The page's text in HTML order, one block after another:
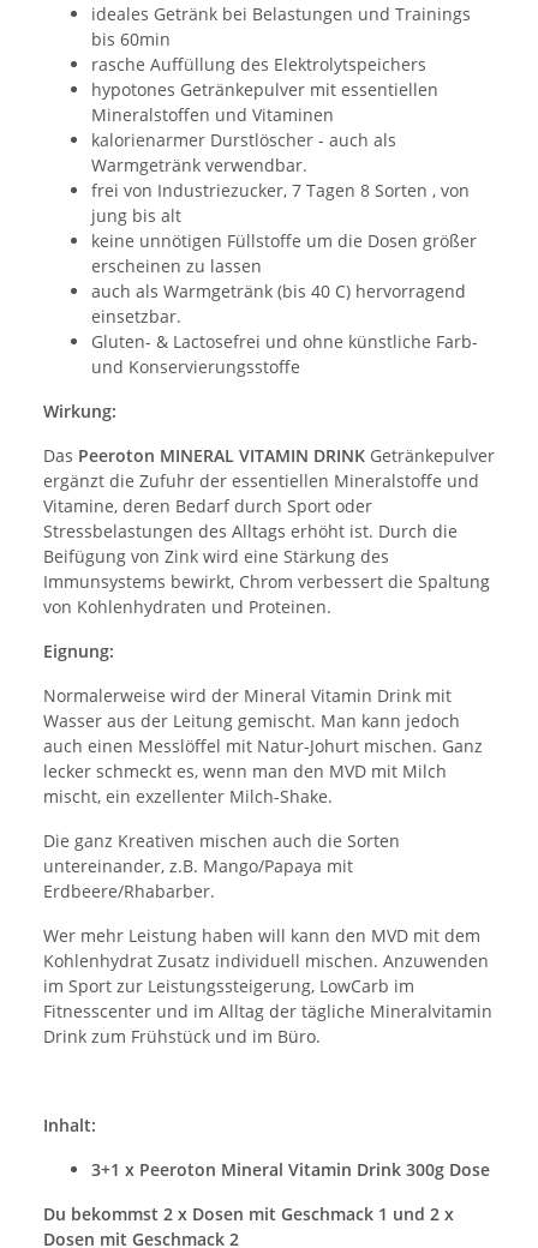
ideales Getränk bei Belastungen und Trainings
bis 60min
rasche Auffüllung des Elektrolytspeichers
hypotones Getränkepulver mit essentiellen
Mineralstoffen und Vitaminen
kalorienarmer Durstlöscher - auch als
Warmgetränk verwendbar.
frei von Industriezucker, 7 Tagen 8 Sorten , von
jung bis alt
keine unnötigen Füllstoffe um die Dosen größer
erscheinen zu lassen
auch als Warmgetränk (bis 40 C) hervorragend
einsetzbar.
Gluten- & Lactosefrei und ohne künstliche Farb-
und Konservierungsstoffe
Wirkung:
Das Peeroton MINERAL VITAMIN DRINK Getränkepulver
ergänzt die Zufuhr der essentiellen Mineralstoffe und
Vitamine, deren Bedarf durch Sport oder
Stressbelastungen des Alltags erhöht ist. Durch die
Beifügung von Zink wird eine Stärkung des
Immunsystems bewirkt, Chrom verbessert die Spaltung
von Kohlenhydraten und Proteinen.
Eignung:
Normalerweise wird der Mineral Vitamin Drink mit
Wasser aus der Leitung gemischt. Man kann jedoch
auch einen Messlöffel mit Natur-Johurt mischen. Ganz
lecker schmeckt es, wenn man den MVD mit Milch
mischt, ein exzellenter Milch-Shake.
Die ganz Kreativen mischen auch die Sorten
untereinander, z.B. Mango/Papaya mit
Erdbeere/Rhabarber.
Wer mehr Leistung haben will kann den MVD mit dem
Kohlenhydrat Zusatz individuell mischen. Anzuwenden
im Sport zur Leistungssteigerung, LowCarb im
Fitnesscenter und im Alltag der tägliche Mineralvitamin
Drink zum Frühstück und im Büro.
Inhalt:
3+1 x Peeroton Mineral Vitamin Drink 300g Dose
Du bekommst 2 x Dosen mit Geschmack 1 und 2 x
Dosen mit Geschmack 2